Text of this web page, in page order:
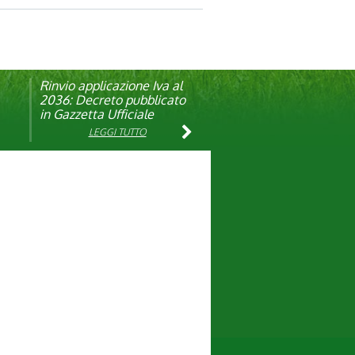
Rinvio applicazione Iva al
2036: Decreto pubblicato
in Gazzetta Ufficiale
LEGGI TUTTO
Visita veterinaria annuale
LEGGI TUTTO